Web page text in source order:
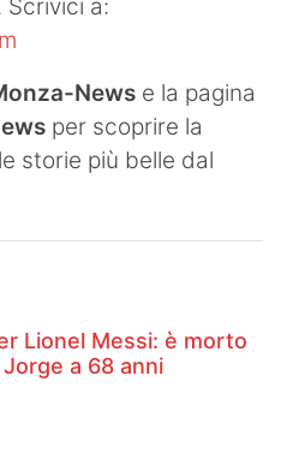
Scrivici a:
News e la pagina
per scoprire la
storie più belle dal
Lionel Messi: è morto
a 68 anni